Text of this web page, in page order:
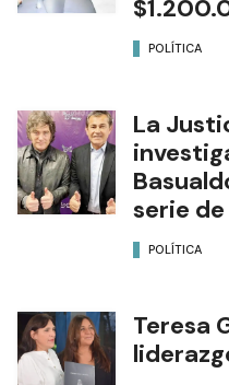
POLÍTICA
La
serie
POLÍTICA
Teresa